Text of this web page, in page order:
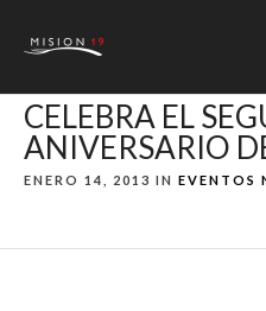
CELEBRA EL
ANIVERSARIO
ENERO 14, 2013 IN EVENTOS